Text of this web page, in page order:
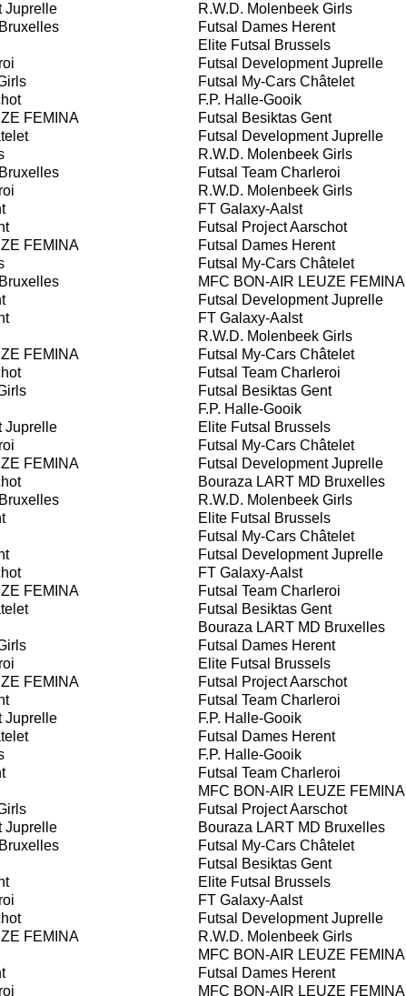
Juprelle R.W.D. Molenbeek Girls
Futsal Dames Herent
Elite Futsal Brussels
Futsal Development Juprelle
Futsal My-Cars Châtelet
F.P. Halle-Gooik
FEMINA Futsal Besiktas Gent
Futsal Development Juprelle
R.W.D. Molenbeek Girls
Futsal Team Charleroi
R.W.D. Molenbeek Girls
FT Galaxy-Aalst
Futsal Project Aarschot
FEMINA Futsal Dames Herent
Futsal My-Cars Châtelet
MFC BON-AIR LEUZE FEMINA
Futsal Development Juprelle
FT Galaxy-Aalst
R.W.D. Molenbeek Girls
FEMINA Futsal My-Cars Châtelet
Futsal Team Charleroi
Futsal Besiktas Gent
F.P. Halle-Gooik
Juprelle Elite Futsal Brussels
Futsal My-Cars Châtelet
FEMINA Futsal Development Juprelle
Bouraza LART MD Bruxelles
R.W.D. Molenbeek Girls
Elite Futsal Brussels
Futsal My-Cars Châtelet
Futsal Development Juprelle
FT Galaxy-Aalst
FEMINA Futsal Team Charleroi
Futsal Besiktas Gent
Bouraza LART MD Bruxelles
Futsal Dames Herent
Elite Futsal Brussels
FEMINA Futsal Project Aarschot
Futsal Team Charleroi
Juprelle F.P. Halle-Gooik
Futsal Dames Herent
F.P. Halle-Gooik
Futsal Team Charleroi
MFC BON-AIR LEUZE FEMINA
Futsal Project Aarschot
Juprelle Bouraza LART MD Bruxelles
Futsal My-Cars Châtelet
Futsal Besiktas Gent
Elite Futsal Brussels
FT Galaxy-Aalst
Futsal Development Juprelle
FEMINA R.W.D. Molenbeek Girls
MFC BON-AIR LEUZE FEMINA
Futsal Dames Herent
MFC BON-AIR LEUZE FEMINA